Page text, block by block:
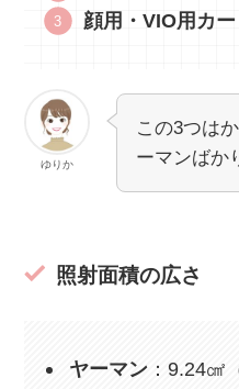
顔用・VIO用カ
ゆりか
この3つは
ーマンばか
照射面積の広さ
ヤーマン：9.24㎠